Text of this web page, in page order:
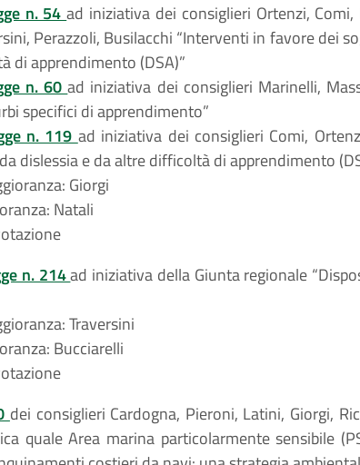
n. 54ad iniziativa dei consiglieri Ortenzi, Comi,
Perazzoli, Busilacchi “Interventi in favore dei
di apprendimento (DSA)”
n. 60ad iniziativa dei consiglieri Marinelli,
specifici di apprendimento”
n. 119 ad iniziativa dei consiglieri Comi,
dislessia e da altre difficoltà di apprendimento
Giorgi
Natali
n. 214ad iniziativa della Giunta regionale
Traversini
Bucciarelli
dei consiglieri Cardogna, Pieroni, Latini, Giorgi,
quale Area marina particolarmente sensibile